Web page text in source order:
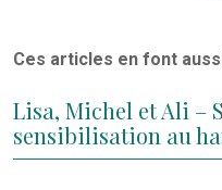
Ces articles en font
Lisa, Michel et Ali –
sensibilisation au